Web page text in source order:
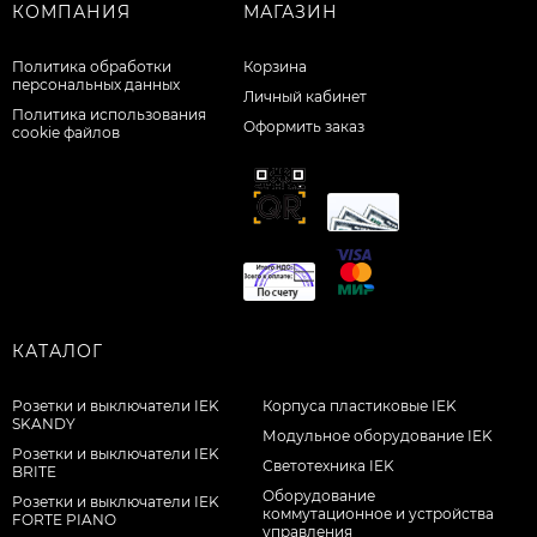
КОМПАНИЯ
Политика обработки
персональных данных
Политика использования
cookie файлов
МАГАЗИН
Корзина
Личный кабинет
Оформить заказ
КАТАЛОГ
Розетки и выключатели IEK
SKANDY
Розетки и выключатели IEK
BRITE
Розетки и выключатели IEK
FORTE PIANO
Корпуса пластиковые IEK
Модульное оборудование IEK
Светотехника IEK
Оборудование
коммутационное и устройства
управления